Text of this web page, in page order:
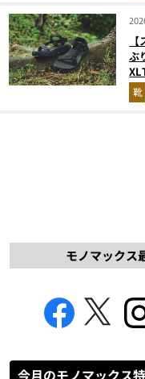
ぶ
解靴
モノマックス
今月のモノマックス